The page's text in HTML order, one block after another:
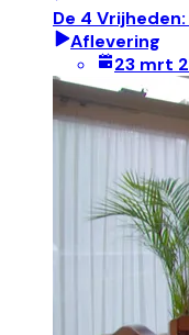
De 4
Aflevering
23 mrt